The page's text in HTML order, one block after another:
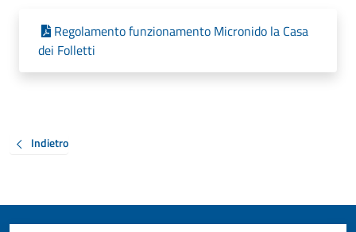
Regolamento funzionamento Micronido la Casa
dei Folletti
Indietro